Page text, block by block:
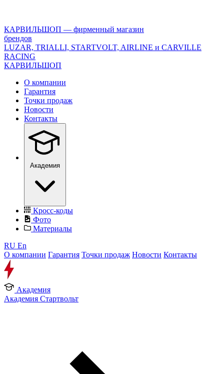
version="1.0"
encoding="utf-
8"?
>
КАРВИЛЬШОП — фирменный магазин
брендов
LUZAR, TRIALLI, STARTVOLT, AIRLINE и CARVILLE
RACING
КАРВИЛЬШОП
О компании
Гарантия
Точки продаж
Новости
Контакты
Академия
Кросс-коды
Фото
Материалы
RU En
О компании Гарантия Точки продаж Новости Контакты
Академия
Академия Стартвольт